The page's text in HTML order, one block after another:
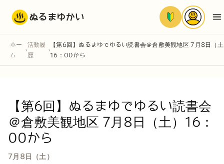
ぬるまゆかい
ホー
ム
›
活動履
歴
›
【第6回】ぬるまゆでゆるい読書会＠倉敷美観地区 7月8日（
16：00から
【第6回】ぬるまゆでゆるい読書会
＠倉敷美観地区 7月8日（土）16：
00から
7月8日（土）